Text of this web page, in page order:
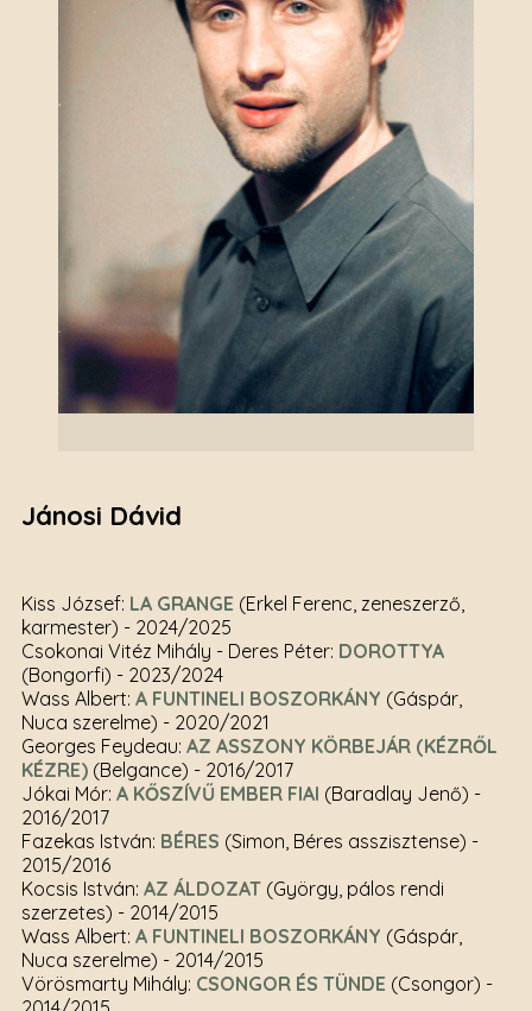
Jánosi Dávid
Kiss József: LA GRANGE (Erkel Ferenc, zeneszerző,
karmester) - 2024/2025
Csokonai Vitéz Mihály - Deres Péter: DOROTTYA
(Bongorfi) - 2023/2024
Wass Albert: A FUNTINELI BOSZORKÁNY (Gáspár,
Nuca szerelme) - 2020/2021
Georges Feydeau: AZ ASSZONY KÖRBEJÁR (KÉZRŐL
KÉZRE)(Belgance) - 2016/2017
Jókai Mór: A KŐSZÍVŰ EMBER FIAI (Baradlay Jenő) -
2016/2017
Fazekas István: BÉRES (Simon, Béres asszisztense) -
2015/2016
Kocsis István: AZ ÁLDOZAT(György, pálos rendi
szerzetes) - 2014/2015
Wass Albert: A FUNTINELI BOSZORKÁNY (Gáspár,
Nuca szerelme) - 2014/2015
Vörösmarty Mihály: CSONGOR ÉS TÜNDE (Csongor) -